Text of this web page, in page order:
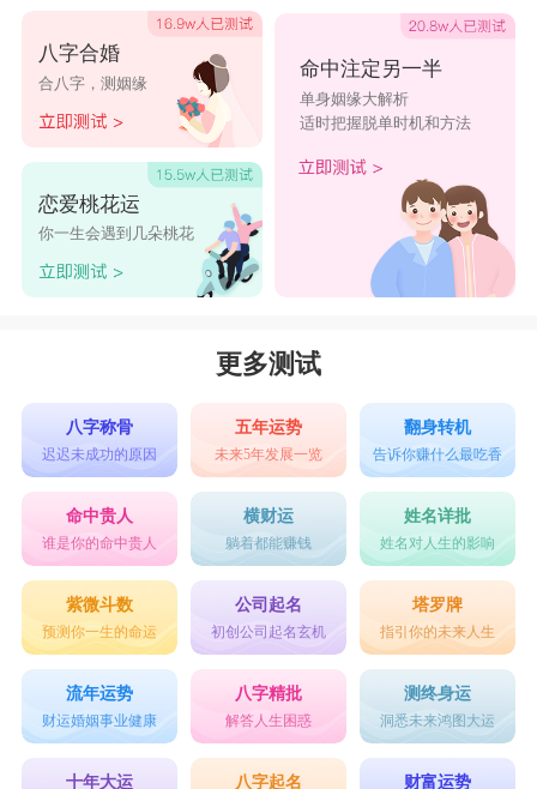
八字合婚
合八字，测姻缘
恋爱桃花运
你一生会遇到几朵桃花
命中注定另一半
单身姻缘大解析
适时把握脱单时机和方法
更多测试
八字称骨
迟迟未成功的原因
五年运势
未来5年发展一览
翻身转机
告诉你赚什么最吃香
命中贵人
谁是你的命中贵人
横财运
躺着都能赚钱
姓名详批
姓名对人生的影响
紫微斗数
预测你一生的命运
公司起名
初创公司起名玄机
塔罗牌
指引你的未来人生
流年运势
财运婚姻事业健康
八字精批
解答人生困惑
测终身运
洞悉未来鸿图大运
十年大运 八字起名 财富运势